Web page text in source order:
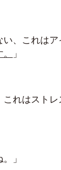
い、これはア
」
これはストレ
」